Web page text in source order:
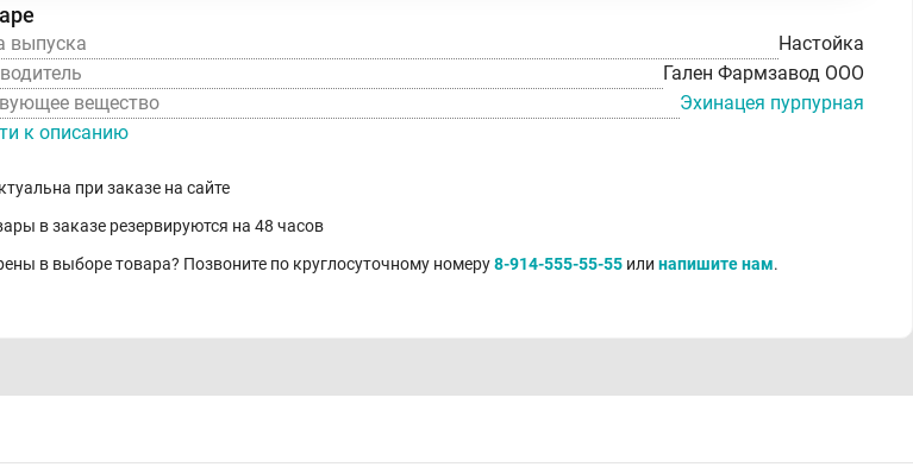
выпуска
Настойка
Гален Фармзавод ООО
вещество
Эхинацея пурпурная
к описанию
при заказе на сайте
в заказе резервируются на 48 часов
в выборе товара? Позвоните по круглосуточному номеру8-914-555-55-55 или напишите нам.